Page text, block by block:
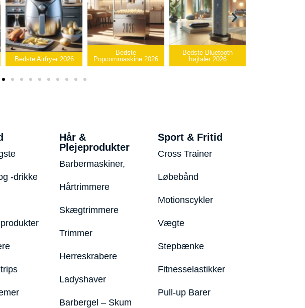
Bedste
Popcornmaskine 2026
Bedste Bluetooth
højtaler 2026
Bedste infrarøde
varmepude 2026
-drikke
Hår &
Plejeprodukter
Barbermaskiner,
Hårtrimmere
Skægtrimmere
Trimmer
Herreskrabere
Ladyshaver
Barbergel – Skum
Sport & Fritid
Cross Trainer
Løbebånd
Motionscykler
Vægte
Stepbænke
Fitnesselastikker
Pull-up Barer